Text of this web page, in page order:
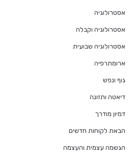
אסטרולוגיה
אסטרולוגיה וקבלה
אסטרולוגיה שבועית
ארומתרפיה
גוף ונפש
דיאטה ותזונה
דמיון מודרך
הבאת לקוחות חדשים
הגשמה עצמית והעצמה